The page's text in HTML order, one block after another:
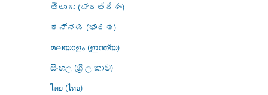
తెలుగు (భారతదేశం)
ಕನ್ನಡ (ಭಾರತ)
മലയാളം (ഇന്ത്യ)
සිංහල (ශ්‍රී ලංකාව)
ไทย (ไทย)